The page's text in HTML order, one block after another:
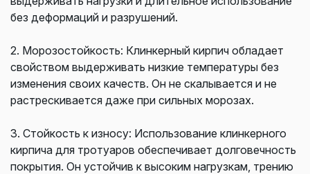
без деформаций и разрушений.
2. Морозостойкость: Клинкерный кирпич обладает
свойством выдерживать низкие температуры без
изменения своих качеств. Он не скалывается и не
растрескивается даже при сильных морозах.
3. Стойкость к износу: Использование клинкерного
кирпича для тротуаров обеспечивает долговечность
покрытия. Он устойчив к высоким нагрузкам, трению